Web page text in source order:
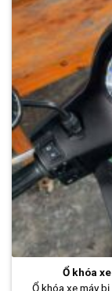
Ổ khóa
Ổ khóa xe máy